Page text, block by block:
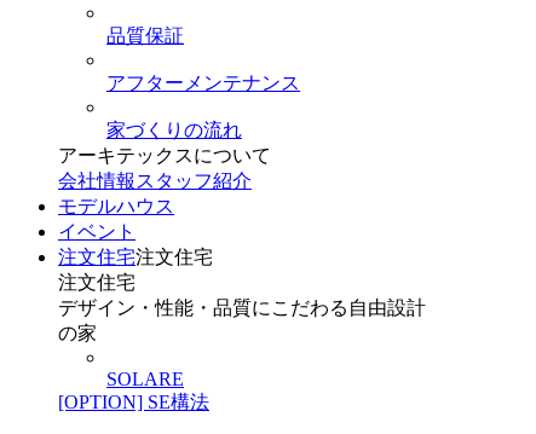
品質保証
アフターメンテナンス
家づくりの流れ
アーキテックスについて
会社情報 スタッフ紹介
モデルハウス
イベント
注文住宅注文住宅
注文住宅
デザイン・性能・品質にこだわる自由設計
の家
SOLARE
[OPTION] SE構法